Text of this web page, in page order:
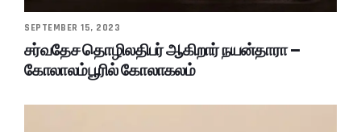
SEPTEMBER 15, 2023
சர்வதேச தொழிலதிபர் ஆகிறார் நயன்தாரா –
கோலாலம்பூரில் கோலாகலம்